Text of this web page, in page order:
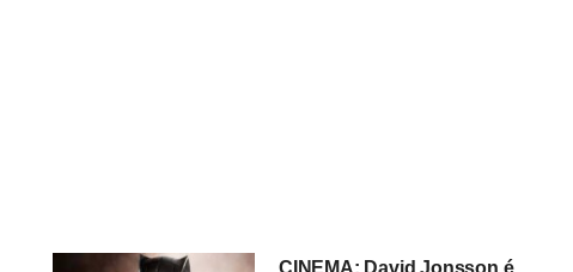
CINEMA: David Jonsson é